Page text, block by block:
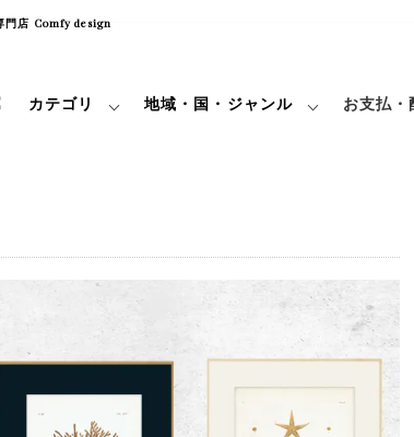
門店 Comfy design
カテゴリ 地域・国・ジャンル お支払・